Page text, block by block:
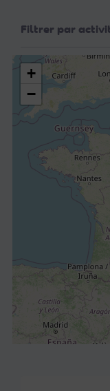
Filtrer par
+
−